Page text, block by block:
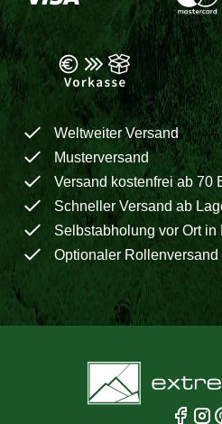
Weltweiter Versand
Musterversand
Versand kostenfrei ab 70
Schneller Versand ab
Selbstabholung vor Ort in
Optionaler Rollenversand